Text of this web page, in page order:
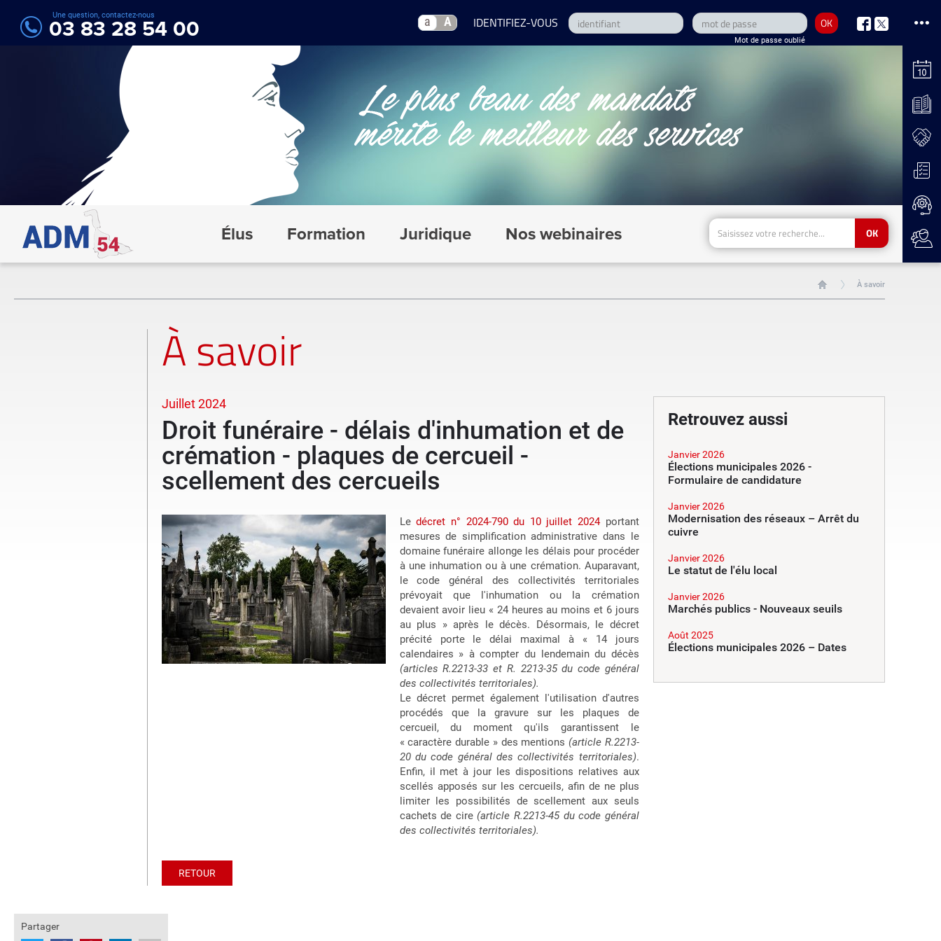
a A OK
Mot de passe oublié
nous
sur
nous
sur
Une question, contactez-nous
03 83 28 54 00
Élus Formation Juridique Nos webinaires OK
À savoir
À savoir
Juillet 2024
Droit funéraire - délais d'inhumation et de
crémation - plaques de cercueil -
scellement des cercueils
Ledécret n° 2024-790 du 10 juillet 2024portant
mesures de simplification administrative dans le
domaine funéraire allonge les délais pour procéder
à une inhumation ou à une crémation. Auparavant,
le code général des collectivités territoriales
prévoyait que l'inhumation ou la crémation
devaient avoir lieu « 24 heures au moins et 6 jours
au plus » après le décès. Désormais, le décret
précité porte le délai maximal à « 14 jours
calendaires » à compter du lendemain du décès
(articles R.2213-33 et R. 2213-35 du code général
des collectivités territoriales).
Le décret permet également l'utilisation d'autres
procédés que la gravure sur les plaques de
cercueil, du moment qu'ils garantissent le
« caractère durable » des mentions (article R.2213-
20 du code général des collectivités territoriales).
Enfin, il met à jour les dispositions relatives aux
scellés apposés sur les cercueils, afin de ne plus
limiter les possibilités de scellement aux seuls
cachets de cire(article R.2213-45 du code général
des collectivités territoriales).
RETOUR
Retrouvez aussi
Janvier 2026
Élections municipales 2026 -
Formulaire de candidature
Janvier 2026
Modernisation des réseaux – Arrêt du
cuivre
Janvier 2026
Le statut de l'élu local
Janvier 2026
Marchés publics - Nouveaux seuils
Août 2025
Élections municipales 2026 – Dates
Partager